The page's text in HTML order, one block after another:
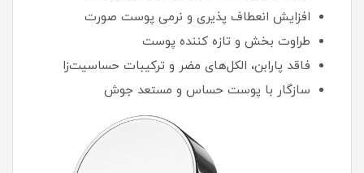
افزایش انعطاف پذیری و نرمی پوست صورت
طراوت بخش و تازه کننده پوست
فاقد پارابن، الکل‌های مضر و تركيبات حساسيت‌زا
سازگار با پوست حساس و مستعد جوش